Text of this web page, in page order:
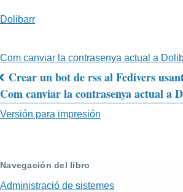
Dolibarr
Com canviar la contrasenya actual a
Enlaces
transversales
para
Crear un bot de rss al Fedivers
Com canviar la contrasenya actual a
Versión para impresión
Navegación del libro
Administració de sistemes